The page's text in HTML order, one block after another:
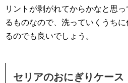
リントが剥がれてからかなと思
るものなので、洗っていくうち
るのでも良いでしょう。
セリアのおにぎりケー